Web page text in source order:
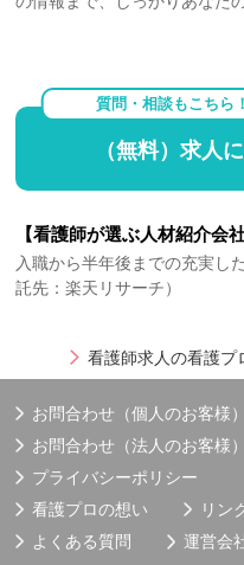
質問・相談もこちら
（無料）求人
【看護師が選ぶ人材紹介会
入職から半年後までの充実し
託先：楽天リサーチ）
看護師求人の看護プ
お問合わせ（個人のお客様）
お問合わせ（法人のお客様）
プライバシーポリシー
看護プロの想い
リン
よくある質問
運営会